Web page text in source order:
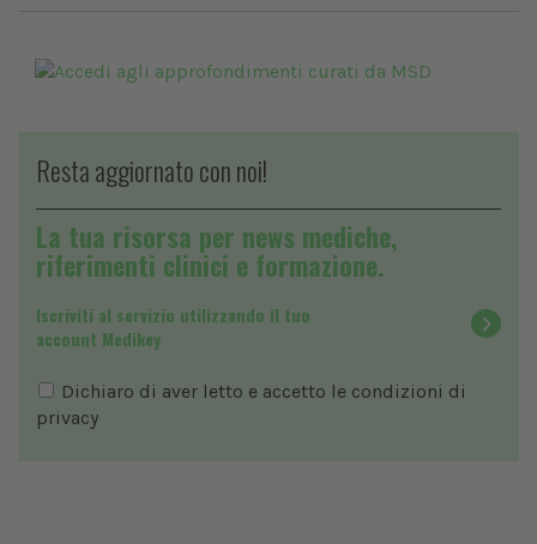
Resta aggiornato con noi!
La tua risorsa per news mediche,
riferimenti clinici e formazione.
Iscriviti al servizio utilizzando il tuo
account Medikey
Dichiaro di aver letto e accetto le condizioni di
privacy